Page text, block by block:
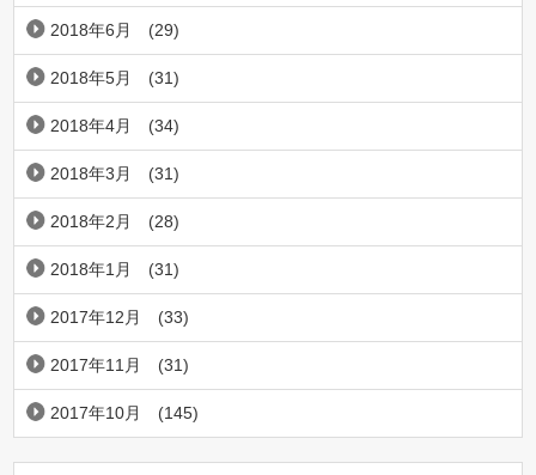
2018年6月 (29)
2018年5月 (31)
2018年4月 (34)
2018年3月 (31)
2018年2月 (28)
2018年1月 (31)
2017年12月 (33)
2017年11月 (31)
2017年10月 (145)